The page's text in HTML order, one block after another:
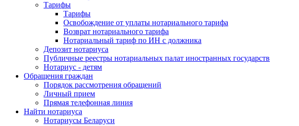
Тарифы
Тарифы
Освобождение от уплаты нотариального тарифа
Возврат нотариального тарифа
Нотариальный тариф по ИН с должника
Депозит нотариуса
Публичные реестры нотариальных палат иностранных государств
Нотариус - детям
Обращения граждан
Порядок рассмотрения обращений
Личный прием
Прямая телефонная линия
Найти нотариуса
Нотариусы Беларуси